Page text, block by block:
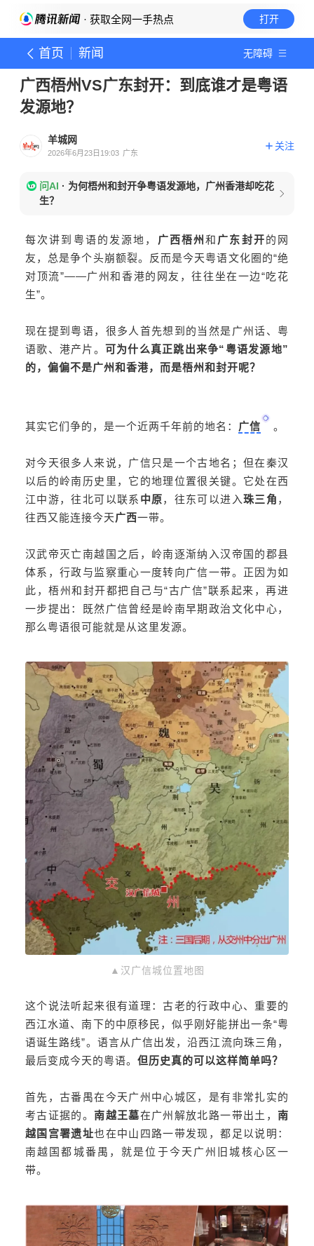
· 获取全网一手热点 打开
首页 新闻 无障碍
广西梧州VS广东封开：到底谁才是粤语
发源地？
羊城网
2026年6月23日19:03 广东
关注
问AI · 为何梧州和封开争粤语发源地，广州香港却吃花
生？
每次讲到粤语的发源地， 广西梧州和 广东封开的网
友，总是争个头崩额裂。反而是今天粤语文化圈的“绝
对顶流”——广州和香港的网友，往往坐在一边“吃花
生”。
现在提到粤语，很多人首先想到的当然是广州话、粤
语歌、港产片。 可为什么真正跳出来争“粤语发源地”
的，偏偏不是广州和香港，而是梧州和封开呢？
其实它们争的，是一个近两千年前的地名： 广信 。
对今天很多人来说，广信只是一个古地名；但在秦汉
以后的岭南历史里，它的地理位置很关键。它处在西
江中游，往北可以联系 中原，往东可以进入珠三角 ，
往西又能连接今天广西一带。
汉武帝灭亡南越国之后，岭南逐渐纳入汉帝国的郡县
体系，行政与监察重心一度转向广信一带。正因为如
此，梧州和封开都把自己与“古广信”联系起来，再进
一步提出：既然广信曾经是岭南早期政治文化中心，
那么粤语很可能就是从这里发源。
▲汉广信城位置地图
这个说法听起来很有道理：古老的行政中心、重要的
西江水道、南下的中原移民，似乎刚好能拼出一条“粤
语诞生路线”。语言从广信出发，沿西江流向珠三角，
最后变成今天的粤语。 但历史真的可以这样简单吗？
首先，古番禺在今天广州中心城区，是有非常扎实的
考古证据的。 南越王墓在广州解放北路一带出土， 南
越国宫署遗址也在中山四路一带发现，都足以说明：
南越国都城番禺，就是位于今天广州旧城核心区一
带。